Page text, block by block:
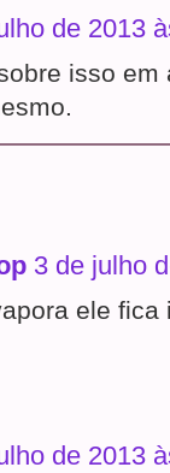
de 2013
isso em
3 de julho
ele fica
de 2013